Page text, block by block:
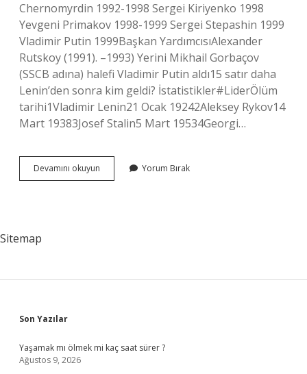
Chernomyrdin 1992-1998 Sergei Kiriyenko 1998
Yevgeni Primakov 1998-1999 Sergei Stepashin 1999
Vladimir Putin 1999Başkan YardımcısıAlexander
Rutskoy (1991). –1993) Yerini Mikhail Gorbaçov
(SSCB adına) halefi Vladimir Putin aldı15 satır daha
Lenin’den sonra kim geldi? İstatistikler#LiderÖlüm
tarihi1Vladimir Lenin21 Ocak 19242Aleksey Rykov14
Mart 19383Josef Stalin5 Mart 19534Georgi…
Devamını okuyun Vladimir
Lenin
Yorum Bırak
Sitemap
Sidebar
Son Yazılar
Yaşamak mı ölmek mi kaç saat sürer ?
Ağustos 9, 2026